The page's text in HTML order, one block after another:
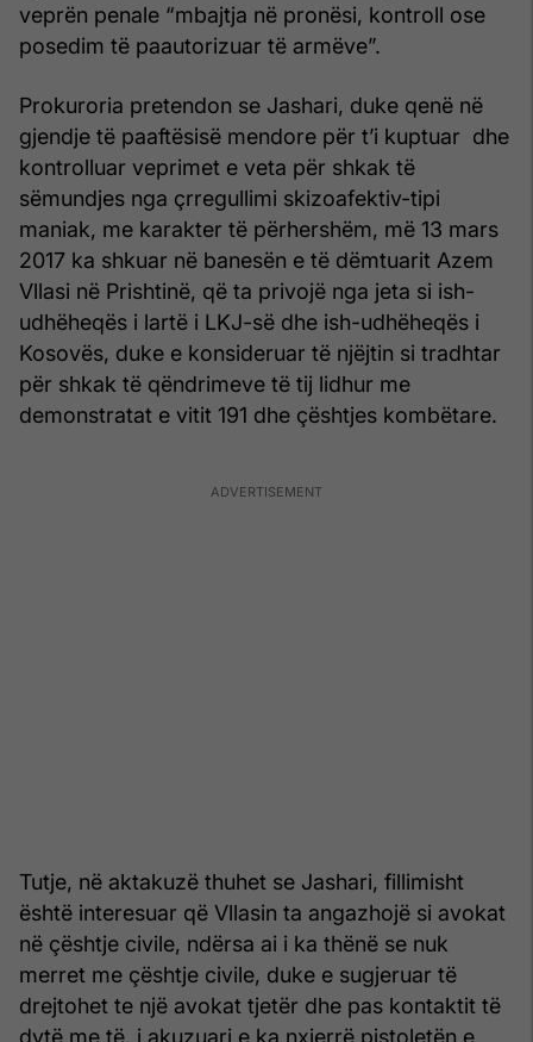
veprën penale “mbajtja në pronësi, kontroll ose
posedim të paautorizuar të armëve”.
Prokuroria pretendon se Jashari, duke qenë në
gjendje të paaftësisë mendore për t’i kuptuar dhe
kontrolluar veprimet e veta për shkak të
sëmundjes nga çrregullimi skizoafektiv-tipi
maniak, me karakter të përhershëm, më 13 mars
2017 ka shkuar në banesën e të dëmtuarit Azem
Vllasi në Prishtinë, që ta privojë nga jeta si ish-
udhëheqës i lartë i LKJ-së dhe ish-udhëheqës i
Kosovës, duke e konsideruar të njëjtin si tradhtar
për shkak të qëndrimeve të tij lidhur me
demonstratat e vitit 191 dhe çështjes kombëtare.
Tutje, në aktakuzë thuhet se Jashari, fillimisht
është interesuar që Vllasin ta angazhojë si avokat
në çështje civile, ndërsa ai i ka thënë se nuk
merret me çështje civile, duke e sugjeruar të
drejtohet te një avokat tjetër dhe pas kontaktit të
dytë me të, i akuzuari e ka nxjerrë pistoletën e